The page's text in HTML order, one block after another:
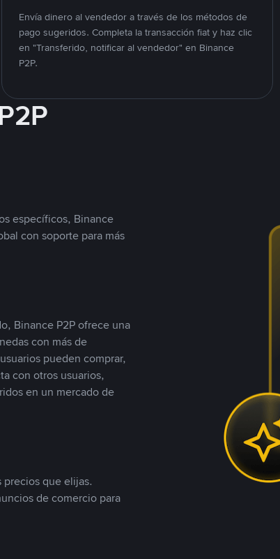
Envía dinero al vendedor a través de los métodos de
pago sugeridos. Completa la transacción fiat y haz clic
en "Transferido, notificar al vendedor" en Binance
P2P.
específicos, Binance
con soporte para más
Binance P2P ofrece una
con más de
pueden comprar,
con otros usuarios,
en un mercado de
que elijas.
de comercio para